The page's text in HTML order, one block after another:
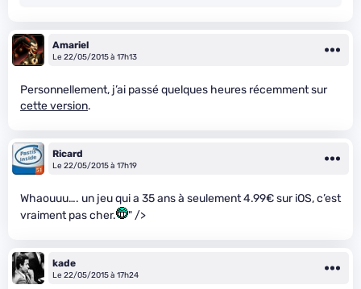
Amariel
Le 22/05/2015 à 17h13
Personnellement, j’ai passé quelques heures récemment sur
cette version.
Ricard
Le 22/05/2015 à 17h19
Whaouuu…. un jeu qui a 35 ans à seulement 4.99€ sur iOS, c’est
vraiment pas cher.
" />
kade
Le 22/05/2015 à 17h24